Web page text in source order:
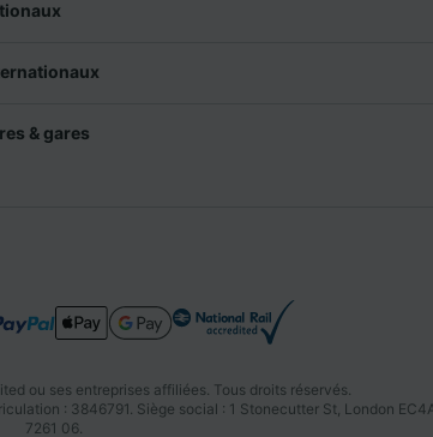
& gares
ou ses entreprises affiliées. Tous droits réservés.
: 3846791. Siège social : 1 Stonecutter St, London
7261 06.